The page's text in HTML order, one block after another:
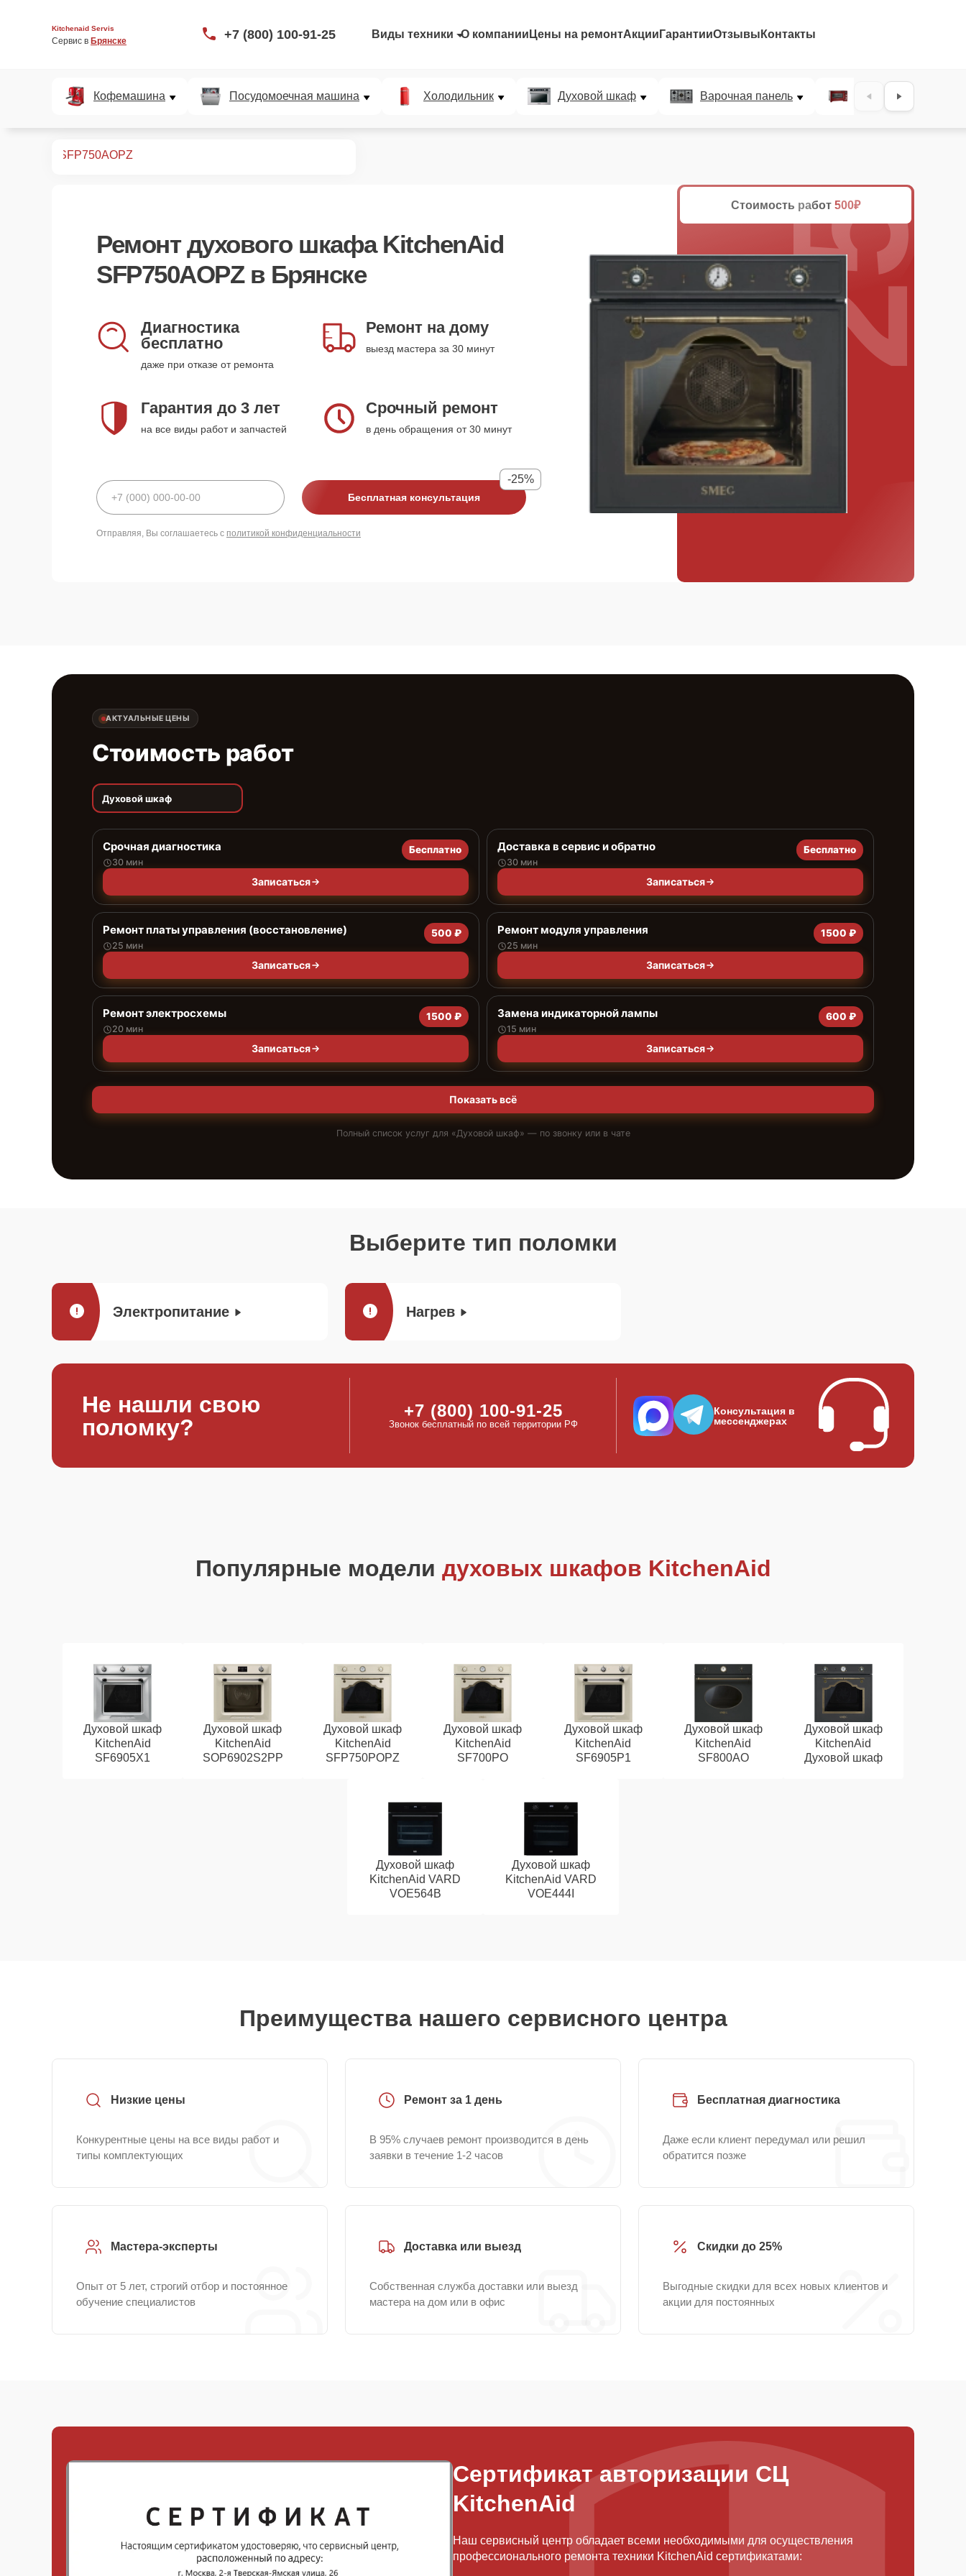
Kitchenaid Servis
Сервис в Брянске +7 (800) 100-91-25 Виды техники О компании Цены на ремонтАкции ГарантииОтзывы Контакты
Кофемашина Посудомоечная машина Холодильник Духовой шкаф Варочная панель Микроволновая
SFP750AOPZ
Ремонтдухового шкафа KitchenAid
SFP750AOPZв Брянске
Диагностика
бесплатно
даже при отказе от ремонта
Ремонт на дому
выезд мастера за 30 минут
Гарантия до 3 лет
на все виды работ и запчастей
Срочный ремонт
в день обращения от 30 минут
Бесплатная консультация
-25%
Отправляя, Вы соглашаетесь с политикой конфиденциальности
Стоимость работ 500₽
25%
АКТУАЛЬНЫЕ ЦЕНЫ
Стоимость работ
Духовой шкаф
Срочная диагностика
30 мин
Бесплатно
Записаться
Доставка в сервис и обратно
30 мин
Бесплатно
Записаться
Ремонт платы управления (восстановление)
25 мин
500 ₽
Записаться
Ремонт модуля управления
25 мин
1500 ₽
Записаться
Ремонт электросхемы
20 мин
1500 ₽
Записаться
Замена индикаторной лампы
15 мин
600 ₽
Записаться
Показать всё
Полный список услуг для «Духовой шкаф» — по звонку или в чате
Выберите тип поломки
Электропитание Нагрев
Не нашли свою
поломку?
+7 (800) 100-91-25
Звонок бесплатный по всей территории РФ
Консультация в
мессенджерах
Популярные модели духовых шкафов KitchenAid
Духовой шкаф
KitchenAid
SF6905X1
Духовой шкаф
KitchenAid
SOP6902S2PP
Духовой шкаф
KitchenAid
SFP750POPZ
Духовой шкаф
KitchenAid
SF700PO
Духовой шкаф
KitchenAid
SF6905P1
Духовой шкаф
KitchenAid
SF800AO
Духовой шкаф
KitchenAid
Духовой шкаф
Духовой шкаф
KitchenAid VARD
VOE564B
Духовой шкаф
KitchenAid VARD
VOE444I
Преимущества нашего сервисного центра
Низкие цены
Конкурентные цены на все виды работ и
типы комплектующих
Ремонт за 1 день
В 95% случаев ремонт производится в день
заявки в течение 1-2 часов
Бесплатная диагностика
Даже если клиент передумал или решил
обратится позже
Мастера-эксперты
Опыт от 5 лет, строгий отбор и постоянное
обучение специалистов
Доставка или выезд
Собственная служба доставки или выезд
мастера на дом или в офис
Скидки до 25%
Выгодные скидки для всех новых клиентов и
акции для постоянных
Сертификат авторизации СЦ
KitchenAid
Наш сервисный центр обладает всеми необходимыми для осуществления
профессионального ремонта техники KitchenAid сертификатами: